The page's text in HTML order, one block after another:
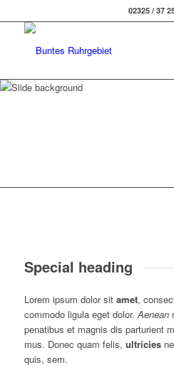
02325 / 37
Special heading
Lorem ipsum dolor sit amet,
commodo ligula eget dolor. Aenean
penatibus et magnis dis parturient
mus. Donec quam felis, ultricies
quis, sem.